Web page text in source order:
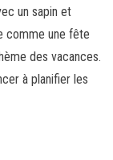
un sapin et
comme une fête
des vacances.
à planifier les